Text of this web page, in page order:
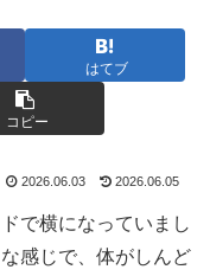
はてブ
コピー
2026.06.03 2026.06.05
で横になっていまし
感じで、体がしんど